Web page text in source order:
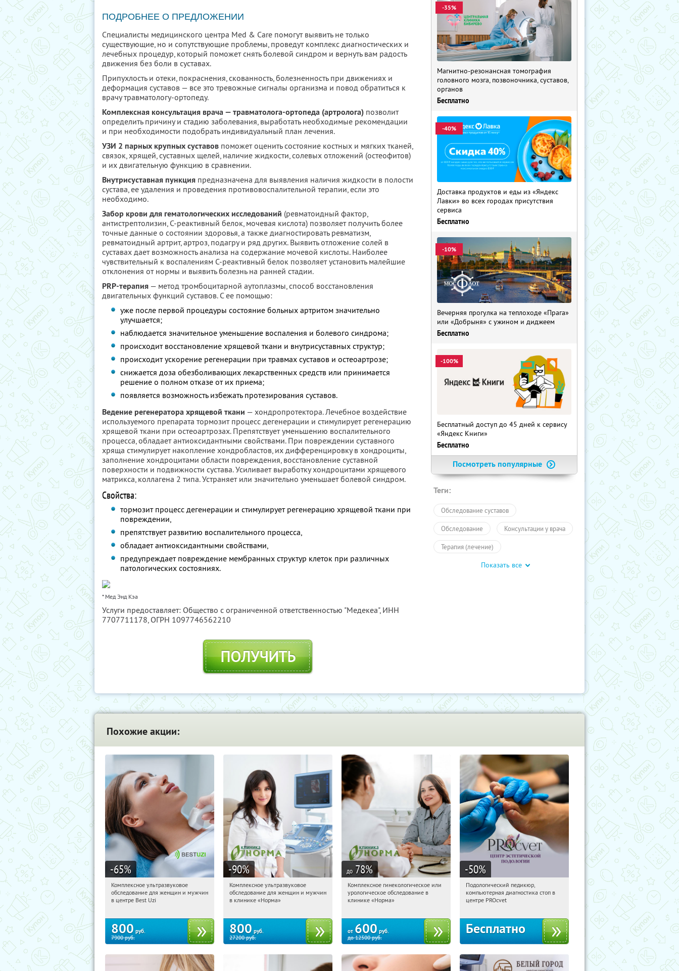
ПОДРОБНЕЕ О ПРЕДЛОЖЕНИИ
Специалисты медицинского центра Med & Care помогут выявить не только
существующие, но и сопутствующие проблемы, проведут комплекс диагностических и
лечебных процедур, который поможет снять болевой синдром и вернуть вам радость
движения без боли в суставах.
Припухлость и отеки, покраснения, скованность, болезненность при движениях и
деформация суставов — все это тревожные сигналы организма и повод обратиться к
врачу травматологу-ортопеду.
Комплексная консультация врача — травматолога-ортопеда (артролога) позволит
определить причину и стадию заболевания, выработать необходимые рекомендации
и при необходимости подобрать индивидуальный план лечения.
УЗИ 2 парных крупных суставов поможет оценить состояние костных и мягких тканей,
связок, хрящей, суставных щелей, наличие жидкости, солевых отложений (остеофитов)
и их двигательную функцию в сравнении.
Внутрисуставная пункция предназначена для выявления наличия жидкости в полости
сустава, ее удаления и проведения противовоспалительной терапии, если это
необходимо.
Забор крови для гематологических исследований (ревматоидный фактор,
антистрептолизин, С-реактивный белок, мочевая кислота) позволяет получить более
точные данные о состоянии здоровья, а также диагностировать ревматизм,
ревматоидный артрит, артроз, подагру и ряд других. Выявить отложение солей в
суставах дает возможность анализа на содержание мочевой кислоты. Наиболее
чувствительный к воспалениям С-реактивный белок позволяет установить малейшие
отклонения от нормы и выявить болезнь на ранней стадии.
PRP-терапия — метод тромбоцитарной аутоплазмы, способ восстановления
двигательных функций суставов. С ее помощью:
уже после первой процедуры состояние больных артритом значительно
улучшается;
наблюдается значительное уменьшение воспаления и болевого синдрома;
происходит восстановление хрящевой ткани и внутрисуставных структур;
происходит ускорение регенерации при травмах суставов и остеоартрозе;
снижается доза обезболивающих лекарственных средств или принимается
решение о полном отказе от их приема;
появляется возможность избежать протезирования суставов.
Ведение регенератора хрящевой ткани — хондропротектора. Лечебное воздействие
используемого препарата тормозит процесс дегенерации и стимулирует регенерацию
хрящевой ткани при остеоартрозах. Препятствует уменьшению воспалительного
процесса, обладает антиоксидантными свойствами. При повреждении суставного
хряща стимулирует накопление хондробластов, их дифференцировку в хондроциты,
заполнение хондроцитами области повреждения, восстановление суставной
поверхности и подвижности сустава. Усиливает выработку хондроцитами хрящевого
матрикса, коллагена 2 типа. Устраняет или значительно уменьшает болевой синдром.
Свойства:
тормозит процесс дегенерации и стимулирует регенерацию хрящевой ткани при
повреждении,
препятствует развитию воспалительного процесса,
обладает антиоксидантными свойствами,
предупреждает повреждение мембранных структур клеток при различных
патологических состояниях.
* Мед Энд Кэа
Услуги предоставляет: Общество с ограниченной ответственностью "Медекеа", ИНН
7707711178, ОГРН 1097746562210
ПОЛУЧИТЬ
-35%
Магнитно-резонансная томография
головного мозга, позвоночника, суставов,
органов
Бесплатно
-40%
Доставка продуктов и еды из «Яндекс
Лавки» во всех городах присутствия
сервиса
Бесплатно
-10%
Вечерняя прогулка на теплоходе «Прага»
или «Добрыня» с ужином и диджеем
Бесплатно
-100%
Бесплатный доступ до 45 дней к сервису
«Яндекс Книги»
Бесплатно
Посмотреть популярные
Теги:
Обследование суставов
Обследование Консультации у врача
Терапия (лечение)
Другие специалисты УЗИ
Показать все
Похожие акции:
-65%
10:22:53 Купили:
Арбатская
Комплексное ультразвуковое
обследование для женщин и мужчин
в центре Best Uzi
800 руб.
7900руб.
-90%
10:22:53 Купили:
Арбатская
Комплексное ультразвуковое
обследование для женщин и мужчин
в клинике «Норма»
800 руб.
27200руб.
до 78%
10:22:53
Купи первым!
Арбатская
Комплексное гинекологическое или
урологическое обследование в
клинике «Норма»
от 600 руб.
до12500руб.
-50%
10:22:53 Получили:
Кропоткинская
Подологический педикюр,
компьютерная диагностика стоп в
центре PROcvet
Бесплатно